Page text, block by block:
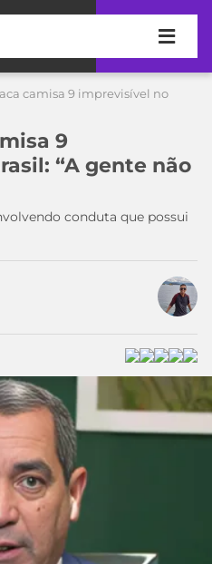
camisa 9 imprevisível no
9
“A gente não
conduta que possui